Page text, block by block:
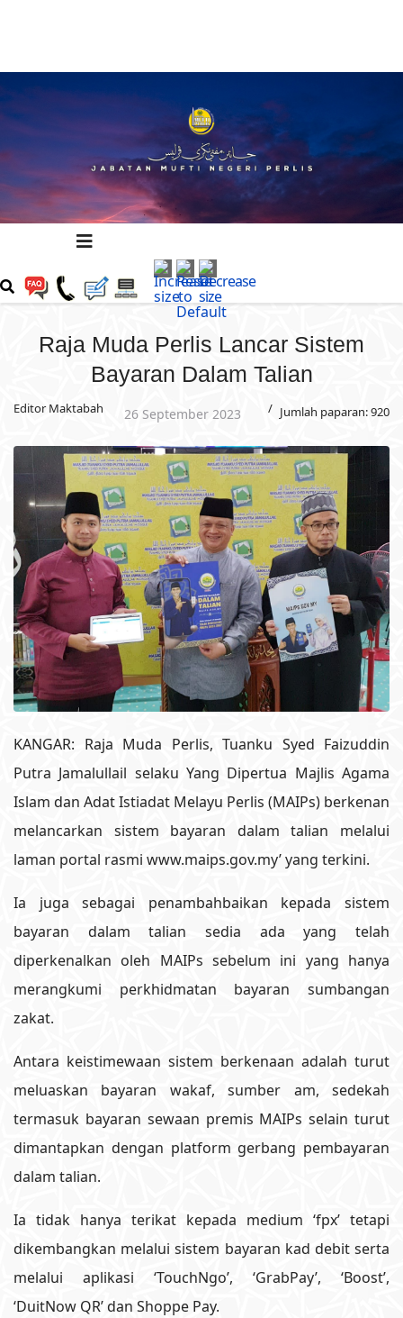
Raja Muda Perlis Lancar Sistem
Bayaran Dalam Talian
Editor Maktabah 26 September 2023 Jumlah paparan: 920
KANGAR: Raja Muda Perlis, Tuanku Syed Faizuddin
Putra Jamalullail selaku Yang Dipertua Majlis Agama
Islam dan Adat Istiadat Melayu Perlis (MAIPs) berkenan
melancarkan sistem bayaran dalam talian melalui
laman portal rasmi www.maips.gov.my’ yang terkini.
Ia juga sebagai penambahbaikan kepada sistem
bayaran dalam talian sedia ada yang telah
diperkenalkan oleh MAIPs sebelum ini yang hanya
merangkumi perkhidmatan bayaran sumbangan
zakat.
Antara keistimewaan sistem berkenaan adalah turut
meluaskan bayaran wakaf, sumber am, sedekah
termasuk bayaran sewaan premis MAIPs selain turut
dimantapkan dengan platform gerbang pembayaran
dalam talian.
Ia tidak hanya terikat kepada medium ‘fpx’ tetapi
dikembangkan melalui sistem bayaran kad debit serta
melalui aplikasi ‘TouchNgo’, ‘GrabPay’, ‘Boost’,
‘DuitNow QR’ dan Shoppe Pay.